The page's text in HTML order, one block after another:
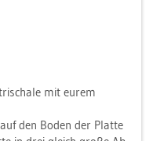
mit eurem
den Boden der Plat­te